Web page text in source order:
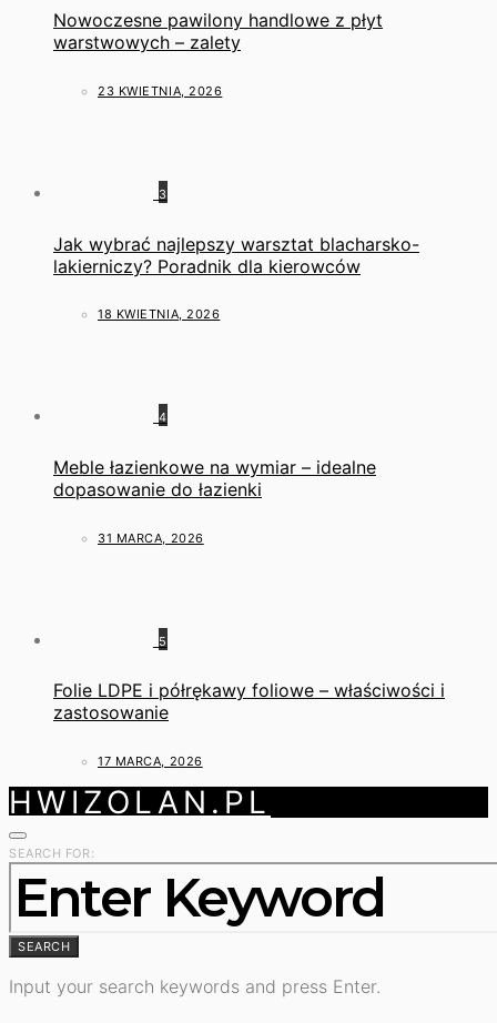
Nowoczesne pawilony handlowe z płyt
warstwowych – zalety
23 KWIETNIA, 2026
3
Jak wybrać najlepszy warsztat blacharsko-
lakierniczy? Poradnik dla kierowców
18 KWIETNIA, 2026
4
Meble łazienkowe na wymiar – idealne
dopasowanie do łazienki
31 MARCA, 2026
5
Folie LDPE i półrękawy foliowe – właściwości i
zastosowanie
17 MARCA, 2026
HWIZOLAN.PL
SEARCH FOR:
SEARCH
Input your search keywords and press Enter.